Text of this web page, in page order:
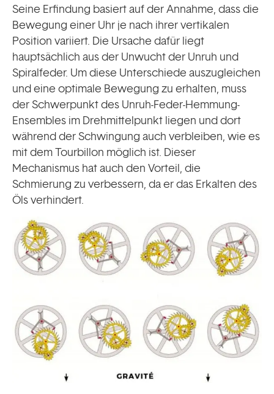
Seine Erfindung basiert auf der Annahme, dass die
Bewegung einer Uhr je nach ihrer vertikalen
Position variiert. Die Ursache dafür liegt
hauptsächlich aus der Unwucht der Unruh und
Spiralfeder. Um diese Unterschiede auszugleichen
und eine optimale Bewegung zu erhalten, muss
der Schwerpunkt des Unruh-Feder-Hemmung-
Ensembles im Drehmittelpunkt liegen und dort
während der Schwingung auch verbleiben, wie es
mit dem Tourbillon möglich ist. Dieser
Mechanismus hat auch den Vorteil, die
Schmierung zu verbessern, da er das Erkalten des
Öls verhindert.